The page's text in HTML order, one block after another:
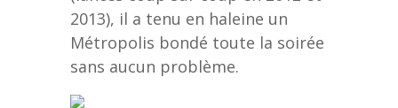
2013), il a tenu en haleine un
Métropolis bondé toute la soirée
sans aucun problème.